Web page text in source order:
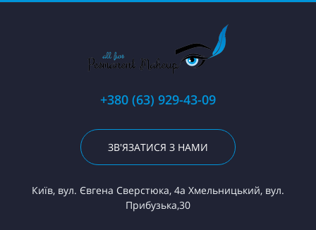
+380 (63) 929-43-09
ЗВ'ЯЗАТИСЯ З НАМИ
Київ, вул. Євгена Сверстюка, 4а Хмельницький, вул.
Прибузька,30